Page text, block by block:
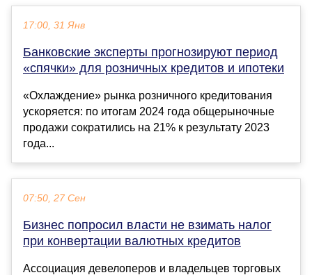
17:00, 31 Янв
Банковские эксперты прогнозируют период
«спячки» для розничных кредитов и ипотеки
«Охлаждение» рынка розничного кредитования
ускоряется: по итогам 2024 года общерыночные
продажи сократились на 21% к результату 2023
года...
07:50, 27 Сен
Бизнес попросил власти не взимать налог
при конвертации валютных кредитов
Ассоциация девелоперов и владельцев торговых